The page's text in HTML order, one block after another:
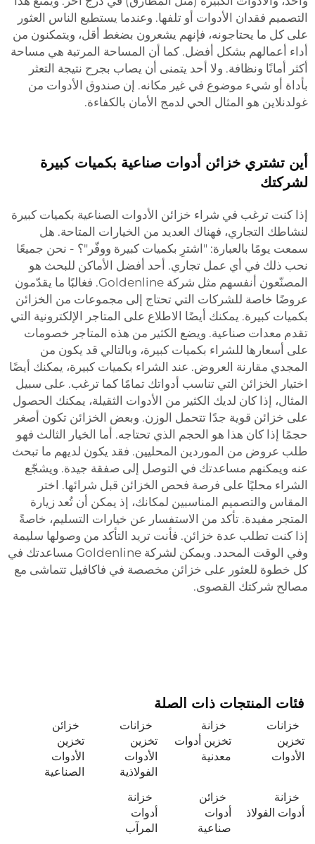
التصميم فقدان الأدوات أو تلفها. وعندما يستطيع الناس العثور
على كل ما يحتاجونه، فإنهم يشعرون بضغط أقل، ويتمكنون من
أداء أعمالهم بشكل أفضل. كما أن المساحة المرتبة هي مساحة
أكثر أمانًا ونظافة. ولا أحد يتمنى أن يصاب بجرح نتيجة التعثر
بأداة أو شيء موضوع في غير مكانه. إن صندوق الأدوات من
غولدنلاين هو المثال الحي لدمج الأمان بالكفاءة.
أين تشتري خزائن أدوات صناعية بكميات كبيرة
لشركتك
إذا كنت ترغب في شراء خزائن الأدوات الصناعية بكميات كبيرة
لنشاطك التجاري، فهناك العديد من الخيارات المتاحة. هل
سمعت يومًا بالعبارة: "اشترِ بكميات كبيرة ووفّر"؟ - نحن جميعًا
نحب ذلك في أي عمل تجاري. أحد أفضل الأماكن للبحث هو
المصنّعون أنفسهم مثل شركة Goldenline. فغالبًا ما يقدّمون
عروضًا خاصة للشركات التي تحتاج إلى مجموعات من الخزائن
بكميات كبيرة. يمكنك أيضًا الاطلاع على المتاجر الإلكترونية التي
تقدم معدات صناعية. ويضع الكثير من هذه المتاجر خصومات
على أسعارها للشراء بكميات كبيرة، وبالتالي قد يكون من
المجدي مقارنة العروض. عند الشراء بكميات كبيرة، يمكنك أيضًا
اختيار الخزائن التي تناسب أدواتك تمامًا كما ترغب. على سبيل
المثال، إذا كان لديك الكثير من الأدوات الثقيلة، يمكنك الحصول
على خزائن قوية جدًا تتحمل الوزن. وبعض الخزائن تكون أصغر
حجمًا إذا كان هذا هو الحجم الذي تحتاجه. أما الخيار الثالث فهو
طلب عروض من الموردين المحليين. فقد يكون لديهم ما تبحث
عنه ويمكنهم مساعدتك في التوصل إلى صفقة جيدة. ويشجّع
الشراء محليًا على فرصة فحص الخزائن قبل شرائها. اختر
المقاس والتصميم المناسبين لمكانك، إذ يمكن أن تُعد زيارة
المتجر مفيدة. تأكد من الاستفسار عن خيارات التسليم، خاصةً
إذا كنت تطلب عدة خزائن. فأنت تريد التأكد من وصولها سليمة
وفي الوقت المحدد. ويمكن لشركة Goldenline مساعدتك في
كل خطوة للعثور على خزائن مخصصة في فاكافيل تتماشى مع
مصالح شركتك القصوى.
فئات المنتجات ذات الصلة
خزانات
تخزين
الأدوات
خزانة
تخزين أدوات
معدنية
خزانات
تخزين
الأدوات
الفولاذية
خزائن
تخزين
الأدوات
الصناعية
خزانة
أدوات الفولاذ
خزائن
أدوات
صناعية
خزانة
أدوات
المرآب